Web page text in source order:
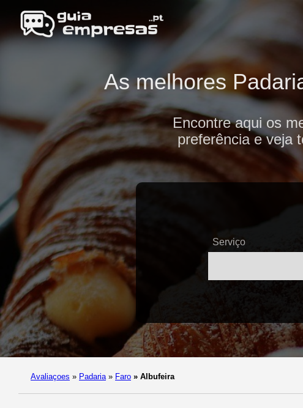
As melhores
Encontre aqui os
preferência e veja
Serviço
Avaliaçoes » Padaria » Faro » Albufeira